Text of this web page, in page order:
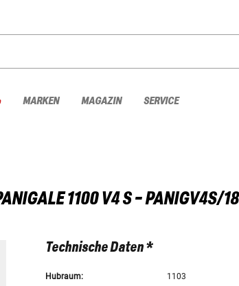
MARKEN MAGAZIN SERVICE
1100 V4 S - PANIGV4S/18
Technische Daten *
Hubraum: 1103